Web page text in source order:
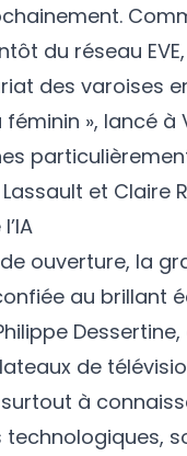
du réseau EVE,
des varoises
», lancé à
Lassault et Claire
ouverture, la
au brillant
de
à
technologiques,